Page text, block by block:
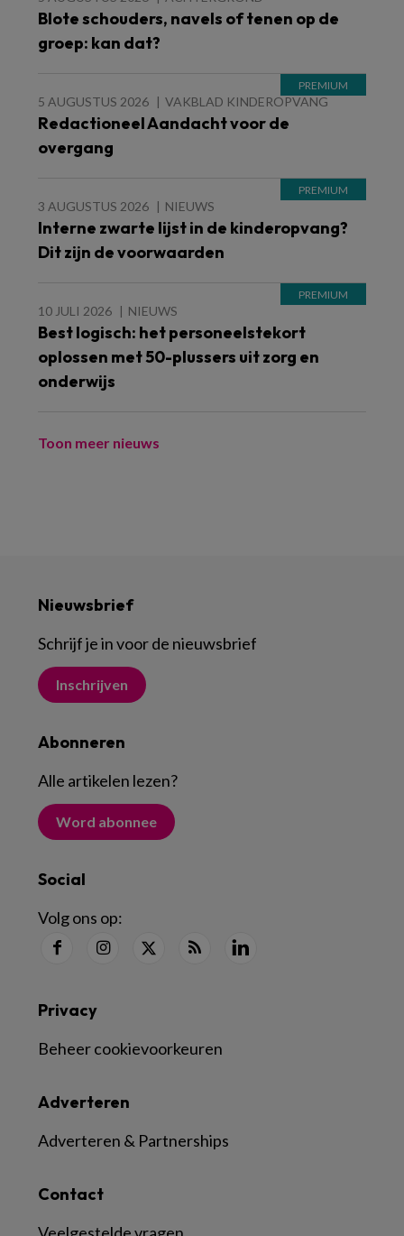
Blote schouders, navels of tenen op de
groep: kan dat?
5 AUGUSTUS 2026 VAKBLAD KINDEROPVANG
Redactioneel Aandacht voor de
overgang
3 AUGUSTUS 2026 NIEUWS
Interne zwarte lijst in de kinderopvang?
Dit zijn de voorwaarden
10 JULI 2026 NIEUWS
Best logisch: het personeelstekort
oplossen met 50-plussers uit zorg en
onderwijs
Toon meer nieuws
Nieuwsbrief
Schrijf je in voor de nieuwsbrief
Inschrijven
Abonneren
Alle artikelen lezen?
Word abonnee
Social
Volg ons op:
Contact
Adverteren
Adverteren & Partnerships
Privacy
Beheer cookievoorkeuren